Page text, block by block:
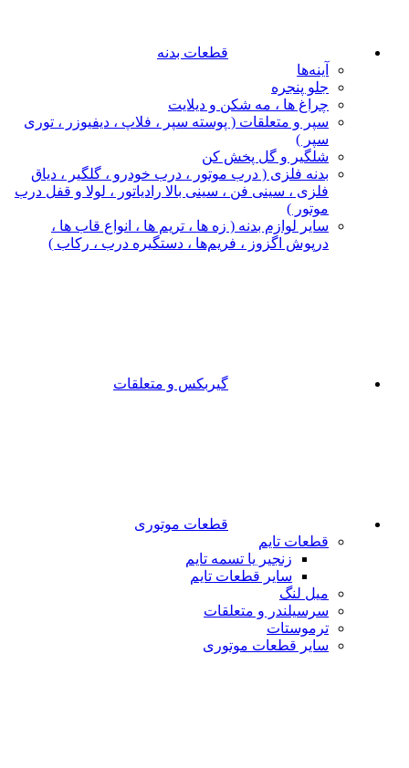
قطعات بدنه
آینه‌ها
جلو پنجره
چراغ‌ ها ، مه‌ شکن و دیلایت
سپر و متعلقات ( پوسته سپر ، فلاپ ، دیفیوزر ، توری
سپر )
شلگیر و گل‌ پخش‌ کن
بدنه فلزی ( درب موتور ، درب خودرو ، گلگیر ، دیاق
فلزی ، سینی فن ، سینی بالا رادیاتور ، لولا و قفل درب
موتور )
سایر لوازم بدنه ( زه ها ، تریم ها ، انواع قاب ها ،
درپوش اگزوز ، فریم‌ها ، دستگیره درب ، رکاب )
گیربکس و متعلقات
قطعات موتوری
قطعات تایم
زنجیر یا تسمه تایم
سایر قطعات تایم
میل لنگ
سرسیلندر و متعلقات
ترموستات
سایر قطعات موتوری